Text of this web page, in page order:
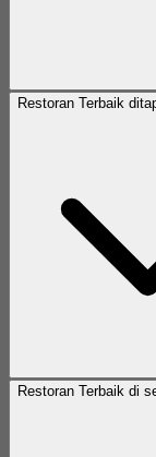
Restoran Terbaik
Restoran Terbaik di